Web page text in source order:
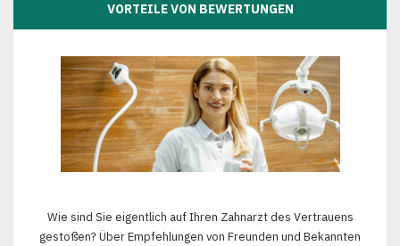
VORTEILE VON BEWERTUNGEN
Wie sind Sie eigentlich auf Ihren Zahnarzt des Vertrauens
gestoßen? Über Empfehlungen von Freunden und Bekannten